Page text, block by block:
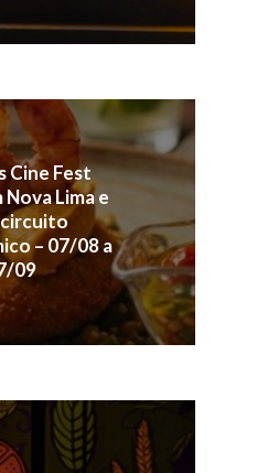
Cine Fest
Lima e
circuito
– 07/08 a
09